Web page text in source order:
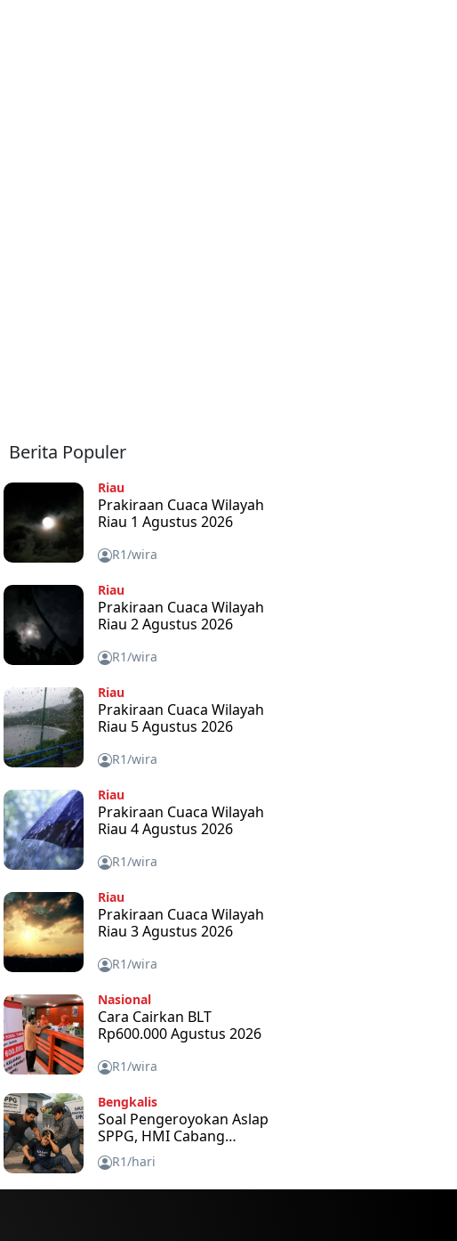
Berita Populer
Riau
Prakiraan Cuaca Wilayah
Riau 1 Agustus 2026
R1/wira
Riau
Prakiraan Cuaca Wilayah
Riau 2 Agustus 2026
R1/wira
Riau
Prakiraan Cuaca Wilayah
Riau 5 Agustus 2026
R1/wira
Riau
Prakiraan Cuaca Wilayah
Riau 4 Agustus 2026
R1/wira
Riau
Prakiraan Cuaca Wilayah
Riau 3 Agustus 2026
R1/wira
Nasional
Cara Cairkan BLT
Rp600.000 Agustus 2026
R1/wira
Bengkalis
Soal Pengeroyokan Aslap
SPPG, HMI Cabang
Bengkalis Kecam dan
Minta APH Usut Tuntas
R1/hari